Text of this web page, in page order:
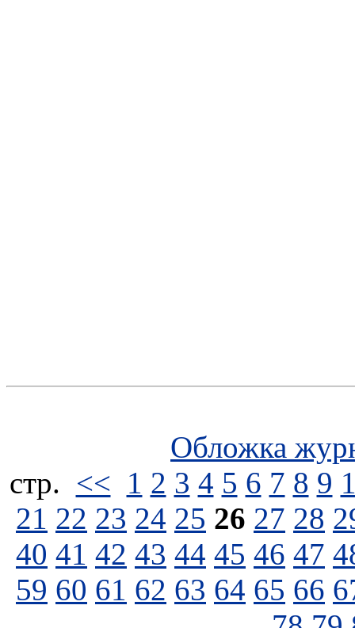
Обложка
стp. << 1 2 3 4 5 6 7 8 9
21 22 23 24 25 26 27 28
40 41 42 43 44 45 46 47
59 60 61 62 63 64 65 66